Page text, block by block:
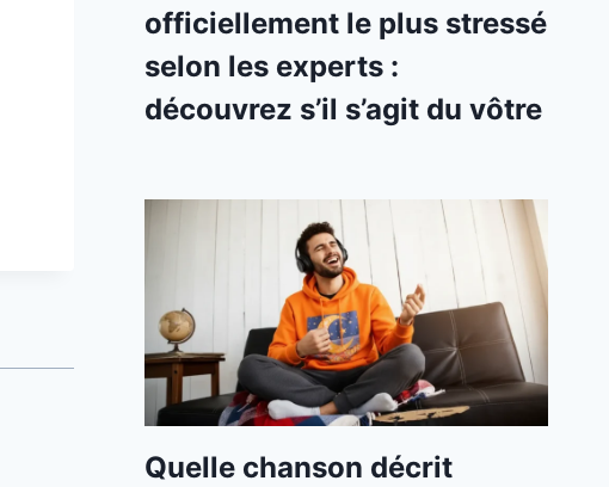
officiellement le plus stressé
selon les experts :
découvrez s’il s’agit du vôtre
Quelle chanson décrit